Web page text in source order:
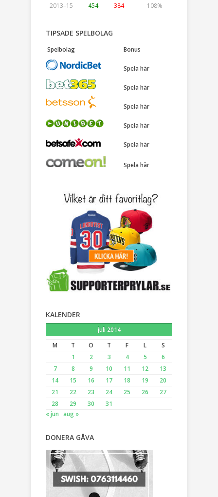
2013–15
454 384 108%
TIPSADE SPELBOLAG
Spelbolag Bonus
Spela här
Spela här
Spela här
Spela här
Spela här
Spela här
KALENDER
juli 2014
M
T O T F L
S
1
2 3 4 5
6
7
8 9 10 11 12
13
14
15 16 17 18 19
20
21
22 23 24 25 26
27
28
29 30
31
« jun aug »
DONERA GÅVA